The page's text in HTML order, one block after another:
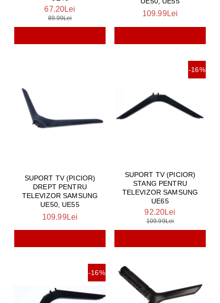
67.20Lei
89.99Lei
109.99Lei
SUPORT TV (PICIOR)
DREPT PENTRU
TELEVIZOR SAMSUNG
UE50, UE55
109.99Lei
-16%
SUPORT TV (PICIOR)
STANG PENTRU
TELEVIZOR SAMSUNG
UE65
92.20Lei
109.99Lei
-16%